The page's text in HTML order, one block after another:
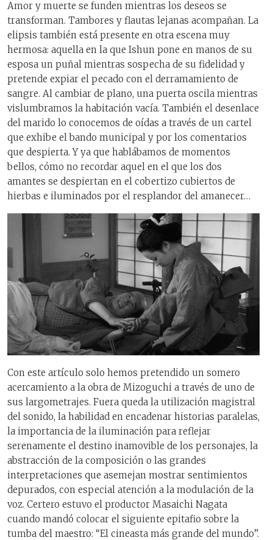
Amor y muerte se funden mientras los deseos se
transforman. Tambores y flautas lejanas acompañan. La
elipsis también está presente en otra escena muy
hermosa: aquella en la que Ishun pone en manos de su
esposa un puñal mientras sospecha de su fidelidad y
pretende expiar el pecado con el derramamiento de
sangre. Al cambiar de plano, una puerta oscila mientras
vislumbramos la habitación vacía. También el desenlace
del marido lo conocemos de oídas a través de un cartel
que exhibe el bando municipal y por los comentarios
que despierta. Y ya que hablábamos de momentos
bellos, cómo no recordar aquel en el que los dos
amantes se despiertan en el cobertizo cubiertos de
hierbas e iluminados por el resplandor del amanecer…
Con este artículo solo hemos pretendido un somero
acercamiento a la obra de Mizoguchi a través de uno de
sus largometrajes. Fuera queda la utilización magistral
del sonido, la habilidad en encadenar historias paralelas,
la importancia de la iluminación para reflejar
serenamente el destino inamovible de los personajes, la
abstracción de la composición o las grandes
interpretaciones que asemejan mostrar sentimientos
depurados, con especial atención a la modulación de la
voz. Certero estuvo el productor Masaichi Nagata
cuando mandó colocar el siguiente epitafio sobre la
tumba del maestro: “El cineasta más grande del mundo”.